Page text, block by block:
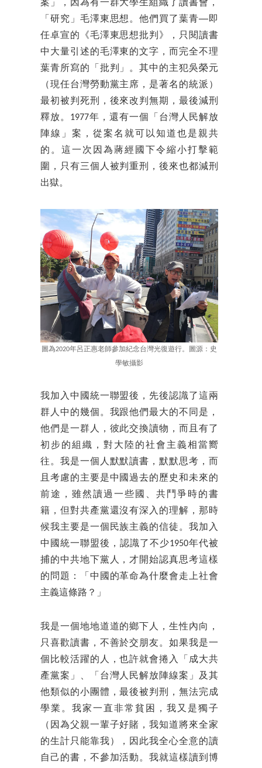
案」，因為有一群大學生組織了讀書會，
「研究」毛澤東思想。他們買了葉青──即
任卓宣的《毛澤東思想批判》，只閱讀書
中大量引述的毛澤東的文字，而完全不理
葉青所寫的「批判」。其中的主犯吳榮元
（現任台灣勞動黨主席，是著名的統派）
最初被判死刑，後來改判無期，最後減刑
釋放。1977年，還有一個「台灣人民解放
陣線」案，從案名就可以知道也是親共
的。這一次因為蔣經國下令縮小打擊範
圍，只有三個人被判重刑，後來也都減刑
出獄。
圖為2020年呂正惠老師參加紀念台灣光復遊行。圖源：史
學敏攝影
我加入中國統一聯盟後，先後認識了這兩
群人中的幾個。我跟他們最大的不同是，
他們是一群人，彼此交換讀物，而且有了
初步的組織，對大陸的社會主義相當嚮
往。我是一個人默默讀書，默默思考，而
且考慮的主要是中國過去的歷史和未來的
前途，雖然讀過一些國、共鬥爭時的書
籍，但對共產黨還沒有深入的理解，那時
候我主要是一個民族主義的信徒。我加入
中國統一聯盟後，認識了不少1950年代被
捕的中共地下黨人，才開始認真思考這樣
的問題：「中國的革命為什麼會走上社會
主義這條路？」
我是一個地地道道的鄉下人，生性內向，
只喜歡讀書，不善於交朋友。如果我是一
個比較活躍的人，也許就會捲入「成大共
產黨案」、「台灣人民解放陣線案」及其
他類似的小團體，最後被判刑，無法完成
學業。我家一直非常貧困，我又是獨子
（因為父親一輩子好賭，我知道將來全家
的生計只能靠我），因此我全心全意的讀
自己的書，不參加活動。我就這樣讀到博